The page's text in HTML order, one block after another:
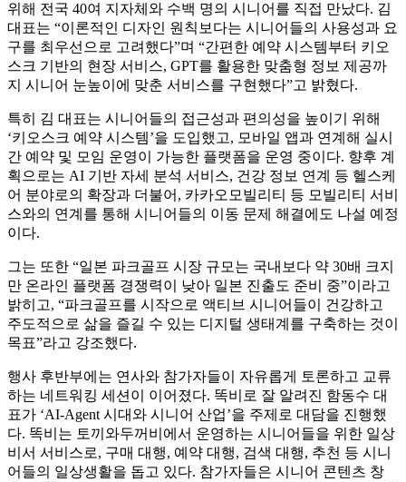
위해 전국 40여 지자체와 수백 명의 시니어를 직접 만났다. 김
대표는 “이론적인 디자인 원칙보다는 시니어들의 사용성과 요
구를 최우선으로 고려했다”며 “간편한 예약 시스템부터 키오
스크 기반의 현장 서비스, GPT를 활용한 맞춤형 정보 제공까
지 시니어 눈높이에 맞춘 서비스를 구현했다”고 밝혔다.
특히 김 대표는 시니어들의 접근성과 편의성을 높이기 위해
‘키오스크 예약 시스템’을 도입했고, 모바일 앱과 연계해 실시
간 예약 및 모임 운영이 가능한 플랫폼을 운영 중이다. 향후 계
획으로는 AI 기반 자세 분석 서비스, 건강 정보 연계 등 헬스케
어 분야로의 확장과 더불어, 카카오모빌리티 등 모빌리티 서비
스와의 연계를 통해 시니어들의 이동 문제 해결에도 나설 예정
이다.
그는 또한 “일본 파크골프 시장 규모는 국내보다 약 30배 크지
만 온라인 플랫폼 경쟁력이 낮아 일본 진출도 준비 중”이라고
밝히고, “파크골프를 시작으로 액티브 시니어들이 건강하고
주도적으로 삶을 즐길 수 있는 디지털 생태계를 구축하는 것이
목표”라고 강조했다.
행사 후반부에는 연사와 참가자들이 자유롭게 토론하고 교류
하는 네트워킹 세션이 이어졌다. 똑비로 잘 알려진 함동수 대
표가 ‘AI-Agent 시대와 시니어 산업’을 주제로 대담을 진행했
다. 똑비는 토끼와두꺼비에서 운영하는 시니어들을 위한 일상
비서 서비스로, 구매 대행, 예약 대행, 검색 대행, 추천 등 시니
어들의 일상생활을 돕고 있다. 참가자들은 시니어 콘텐츠 창